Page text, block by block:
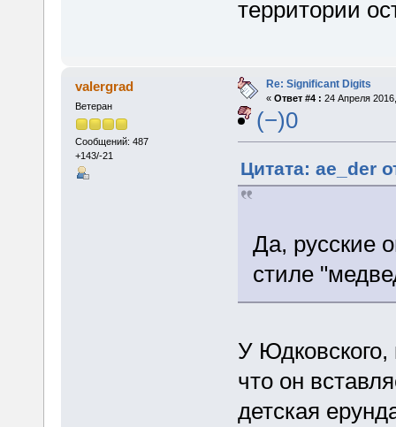
территории
valergrad
Ветеран
Сообщений: 487
+143/-21
Re: Significant Digits
« Ответ #4 : 24 Апреля
(−)0
Цитата: ae_der
Да, русские
стиле
У
что он
детская